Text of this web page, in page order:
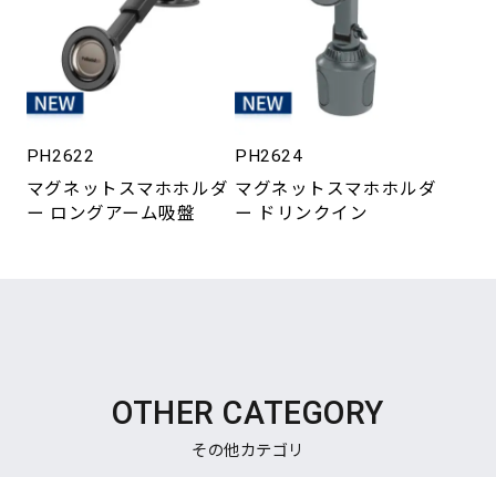
PH2622
マグネットスマホホルダ
ー ロングアーム吸盤
PH2624
マグネットスマホホルダ
ー ドリンクイン
OTHER CATEGORY
その他カテゴリ